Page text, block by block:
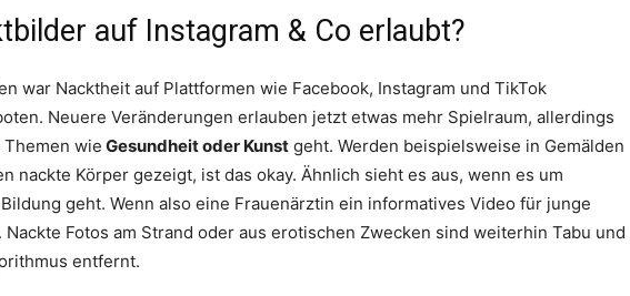
auf Instagram & Co erlaubt?
war Nacktheit auf Plattformen wie Facebook, Instagram und TikTok
Neuere Veränderungen erlauben jetzt etwas mehr Spielraum, allerdings
Themen wie Gesundheit oder Kunst geht. Werden beispielsweise in Gemälden
nackte Körper gezeigt, ist das okay. Ähnlich sieht es aus, wenn es um
geht. Wenn also eine Frauenärztin ein informatives Video für junge
Nackte Fotos am Strand oder aus erotischen Zwecken sind weiterhin Tabu und
entfernt.